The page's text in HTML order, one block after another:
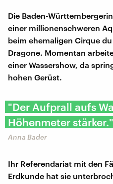
Die Baden-
einer millionenschweren
beim ehemaligen Cirque
Dragone. Momentan
einer Wassershow, da
hohen Gerüst.
"Der Aufprall aufs
Höhenmeter stärker."
Anna Bader
Ihr Referendariat mit den
Erdkunde hat sie